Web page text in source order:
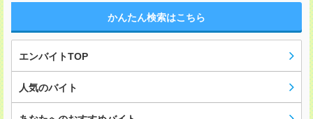
かんたん検索はこちら
エンバイトTOP
人気のバイト